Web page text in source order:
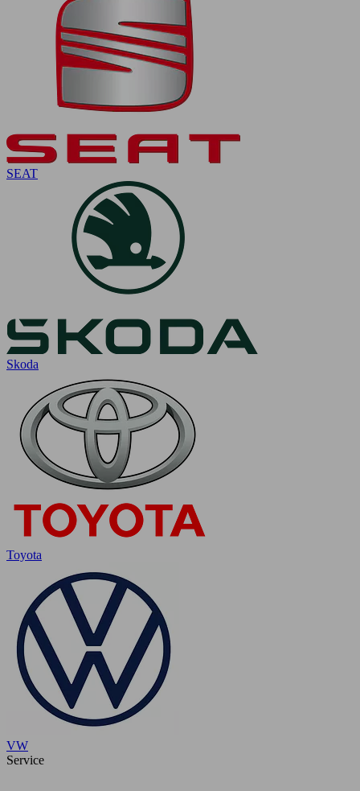
SEAT
Skoda
Toyota
VW
Service